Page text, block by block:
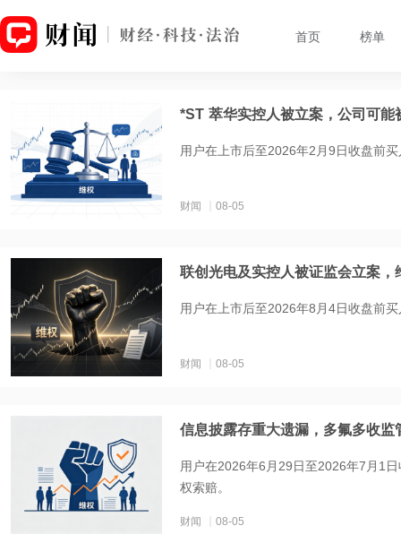
首页 榜单
*ST 萃华实控人被立案，公司可能
用户在上市后至2026年2月9日收盘前
财闻 08-05
联创光电及实控人被证监会立案，
用户在上市后至2026年8月4日收盘前
财闻 08-05
信息披露存重大遗漏，多氟多收监
用户在2026年6月29日至2026年7月1
权索赔。
财闻 08-05